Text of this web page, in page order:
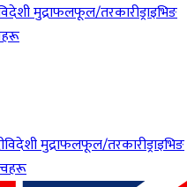
मुद्राफलफूल/तरकारीड्राइभिङ
विदेशी मुद्राफलफूल/तरकारीड्राइभिङ